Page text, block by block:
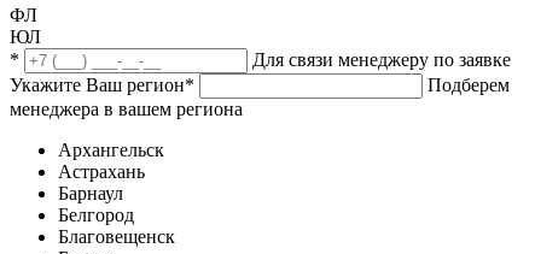
ФЛ
ЮЛ
*
Для связи менеджеру по заявке
Укажите Ваш регион*
Подберем
менеджера в вашем региона
Архангельск
Астрахань
Барнаул
Белгород
Благовещенск